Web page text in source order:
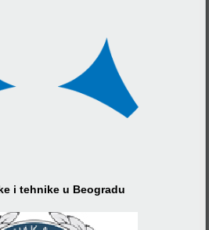
i tehnike u Beogradu